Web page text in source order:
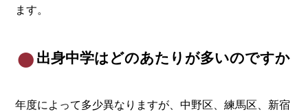
ます。
出身中学はどのあたりが多いのですか
年度によって多少異なりますが、中野区、練馬区、新宿